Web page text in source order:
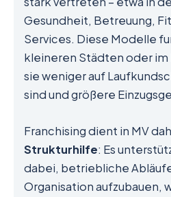
Gesundheit, Betreuung,
Services. Diese Modelle
kleineren Städten oder im
sie weniger auf
sind und größere
Franchising dient in MV
Strukturhilfe: Es
dabei, betriebliche
Organisation aufzubauen,